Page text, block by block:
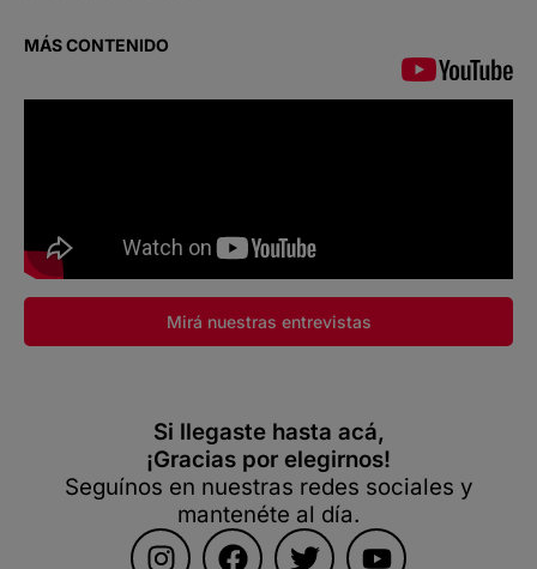
MÁS CONTENIDO
Mirá nuestras entrevistas
Si llegaste hasta acá,
¡Gracias por elegirnos!
Seguínos en nuestras redes sociales y
mantenéte al día.